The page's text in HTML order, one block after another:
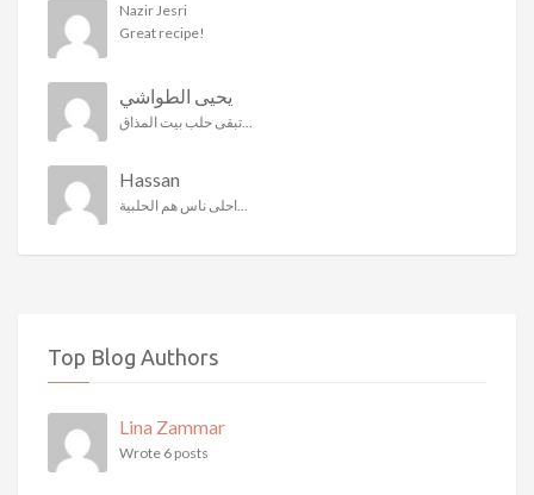
Nazir Jesri
Great recipe!
يحيى الطواشي
تبقى حلب بيت المذاق...
Hassan
احلى ناس هم الحلبية...
Top Blog Authors
Lina Zammar
Wrote 6 posts